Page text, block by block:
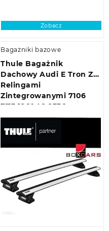
Zobacz
Bagażniki bazowe
Thule Bagażnik
Dachowy Audi E Tron Z
Relingami
Zintegrowanymi 7106
7113 186046 8336